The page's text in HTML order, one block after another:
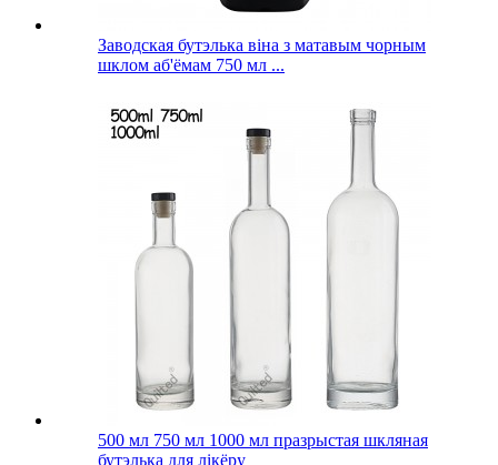
Заводская бутэлька віна з матавым чорным
шклом аб'ёмам 750 мл ...
500 мл 750 мл 1000 мл празрыстая шкляная
бутэлька для лікёру